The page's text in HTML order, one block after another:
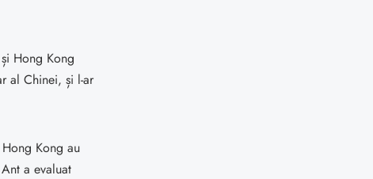
Hong Kong
al Chinei, și l-ar
Kong au
a evaluat